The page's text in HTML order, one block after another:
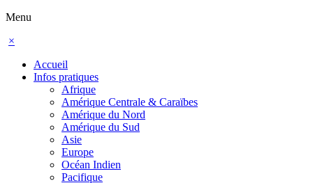
Menu
×
Accueil
Infos pratiques
Afrique
Amérique Centrale & Caraïbes
Amérique du Nord
Amérique du Sud
Asie
Europe
Océan Indien
Pacifique